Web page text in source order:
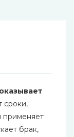
сроки,
применяет
брак,